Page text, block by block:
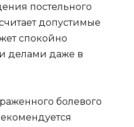
постельного
допустимые
спокойно
делами даже в
болевого